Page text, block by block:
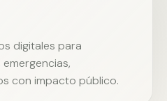
digitales para
con impacto público.